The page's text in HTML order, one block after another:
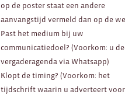
op de poster staat een andere
aanvangstijd vermeld dan op de
Past het medium bij uw
communicatiedoel? (Voorkom: u
vergaderagenda via Whatsapp)
Klopt de timing? (Voorkom: het
tijdschrift waarin u adverteert